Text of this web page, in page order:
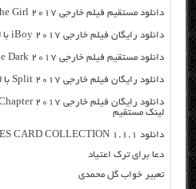
دانلود مستقیم فیلم خارجی Get the Girl 2017 از سرور سایت
دانلود رایگان فیلم خارجی iBoy 2017 با لینک مستقیم
دانلود مستقیم فیلم خارجی Justice League Dark 2017 از سرور سایت
دانلود رایگان فیلم خارجی Split 2017 با لینک مستقیم
لینک مستقیم
دانلود PES CARD COLLECTION 1.1.1 بازی pes کارت اندروید
دعا برای ترک اعتیاد
تعبیر خواب گل محمدی